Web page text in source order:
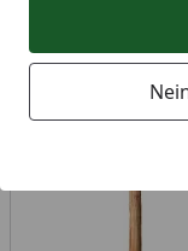
Bestseller -55%